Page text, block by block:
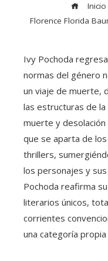
Inicio
Florence Florida
Ivy Pochoda
normas del género
un viaje de muerte,
las estructuras de la
muerte y
que se aparta de
thrillers,
los personajes y
Pochoda reafirma
literarios únicos,
corrientes
una categoría